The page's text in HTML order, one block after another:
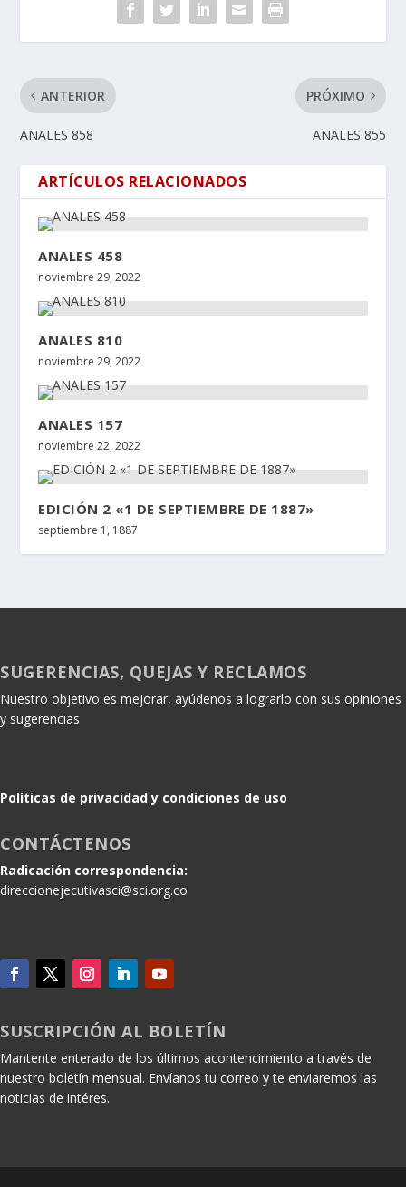
ANTERIOR
ANALES 858
PRÓXIMO
ANALES 855
ARTÍCULOS RELACIONADOS
ANALES 458
noviembre 29, 2022
ANALES 810
noviembre 29, 2022
ANALES 157
noviembre 22, 2022
EDICIÓN 2 «1 DE SEPTIEMBRE DE 1887»
septiembre 1, 1887
SUGERENCIAS, QUEJAS Y RECLAMOS
Nuestro objetivo es mejorar, ayúdenos a lograrlo con sus opiniones
y sugerencias
Políticas de privacidad y condiciones de uso
CONTÁCTENOS
Radicación correspondencia:
direccionejecutivasci@sci.org.co
SUSCRIPCIÓN AL BOLETÍN
Mantente enterado de los últimos acontencimiento a través de
nuestro boletín mensual. Envíanos tu correo y te enviaremos las
noticias de intéres.